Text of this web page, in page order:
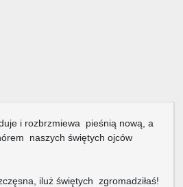
i rozbrzmiewa pieśnią nową, a
naszych świętych ojców
iluż świętych zgromadziłaś!